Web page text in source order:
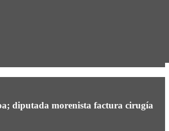
diputada morenista factura cirugía